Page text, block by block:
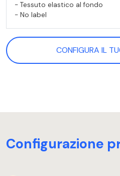
- Tessuto elastico al fondo
- No label
CONFIGURA IL
Configurazione